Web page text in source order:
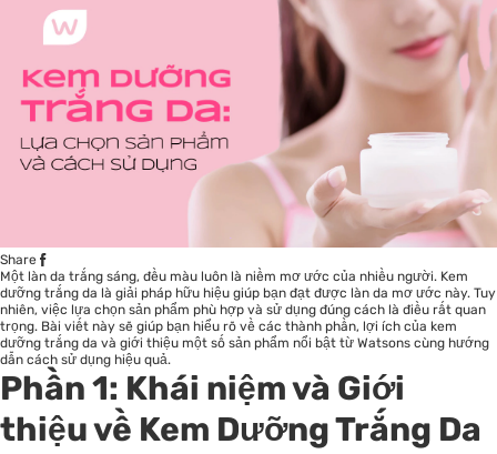
Share
Một làn da trắng sáng, đều màu luôn là niềm mơ ước của nhiều người. Kem
dưỡng trắng da là giải pháp hữu hiệu giúp bạn đạt được làn da mơ ước này. Tuy
nhiên, việc lựa chọn sản phẩm phù hợp và sử dụng đúng cách là điều rất quan
trọng. Bài viết này sẽ giúp bạn hiểu rõ về các thành phần, lợi ích của kem
dưỡng trắng da và giới thiệu một số sản phẩm nổi bật từ Watsons cùng hướng
dẫn cách sử dụng hiệu quả.
Phần 1: Khái niệm và Giới
thiệu về Kem Dưỡng Trắng Da